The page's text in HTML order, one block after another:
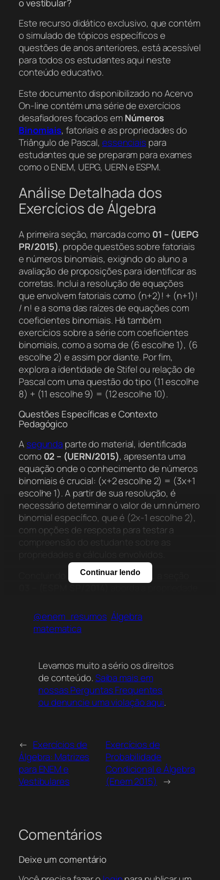
o vestibular?
Este recurso didático exclusivo, que contém
o simulado de tópicos específicos e
questões de anos anteriores, está acessível
para todos os estudantes aqui neste
conteúdo educativo.
Este documento disponibilizado no Acervo
On-line contém uma série de exercícios
desafiadores focados emNúmeros
Binomiais, fatoriais e as propriedades do
Triângulo de Pascal, essenciais para
estudantes que se preparam para exames
como o ENEM, UEPG, UERN e ESPM.
Análise Detalhada dos
Exercícios de Álgebra
A primeira seção, marcada como 01 – (UEPG
PR/2015), propõe questões sobre fatoriais
e números binomiais, exigindo do aluno a
avaliação de proposições para identificar as
corretas. Inclui a resolução de equações
que envolvem fatoriais como (n+2)! + (n+1)!
/ n! e a soma das raízes de equações com
coeficientes binomiais. Há também
exercícios sobre a série com coeficientes
binomiais, como a soma de (6 escolhe 1), (6
escolhe 2) e assim por diante. Por fim,
explora a identidade de Stifel ou relação de
Pascal com uma questão do tipo (11 escolhe
8) + (11 escolhe 9) = (12 escolhe 10).
Questões Específicas e Contexto
Pedagógico
A segunda parte do material, identificada
como 02 – (UERN/2015), apresenta uma
equação onde o conhecimento de números
binomiais é crucial: (x+2 escolhe 2) = (3x+1
escolhe 1). A partir de sua resolução, é
necessário determinar o valor de um número
binomial específico, que é (2x-1 escolhe 2),
com opções de resposta para testar a
compreensão do estudante sobre as
Concluindo a série de problemas, a seção
escolhe 4x) e (x+3y escolhe y) são
apresentados como binomiais
complementares e, portanto, iguais. A
binomiais, fornecendo alternativas para a
resposta. Esta questão não apenas testa o
conhecimento sobre complementaridade de
binomiais, mas também a habilidade de
resolver equações com variáveis para
A Importância dos Números
Binomiais e Fatoriais no
Currículo de Matemática
médio e superior. Esses
base para diversas áreas, como a
combinatória, probabilidade,
desenvolvimentode binômios (Teorema
Continuar lendo
@enem_resumos Álgebra
matematica
Levamos muito a sério os direitos
de conteúdo.Saiba mais em
nossas Perguntas Frequentes
ou denuncie uma violação aqui.
← Exercícios de
Álgebra: Matrizes
para ENEM e
Vestibulares
Exercícios de
Probabilidade
Condicional e Álgebra
(Enem 2015)
→
Comentários
Deixe um comentário